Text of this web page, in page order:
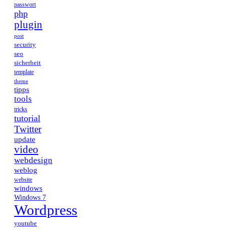
passwort
php
plugin
post
security
seo
sicherheit
template
theme
tipps
tools
tricks
tutorial
Twitter
update
video
webdesign
weblog
website
windows
Windows 7
Wordpress
youtube